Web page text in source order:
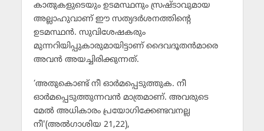
കാതുകളുടെയും ഉടമസ്ഥനും സ്രഷ്ടാവുമായ
അല്ലാഹുവാണ് ഈ സത്യദര്‍ശനത്തിന്റെ
ഉടമസ്ഥന്‍. സുവിശേഷകരും
മുന്നറിയിപ്പുകാരുമായിട്ടാണ് ദൈവദൂതന്‍മാരെ
അവന്‍ അയച്ചിരിക്കുന്നത്.
‘അതുകൊണ്ട് നീ ഓര്‍മപ്പെടുത്തുക. നീ
ഓര്‍മപ്പെടുത്തുന്നവന്‍ മാത്രമാണ്. അവരുടെ
മേല്‍ അധികാരം പ്രയോഗിക്കേണ്ടവനല്ല
നീ'(അല്‍ഗാശിയ 21,22),